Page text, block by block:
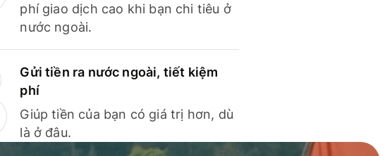
phí giao dịch cao khi bạn chi tiêu ở
nước ngoài.
Gửi tiền ra nước ngoài, tiết kiệm
phí
Giúp tiền của bạn có giá trị hơn, dù
là ở đâu.